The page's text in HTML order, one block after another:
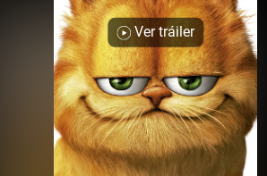
Ver tráiler